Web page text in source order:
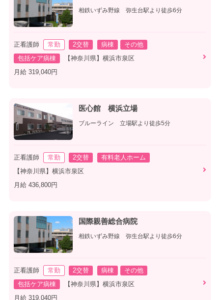
相鉄いずみ野線 弥生台駅より徒歩6分
正看護師 常勤 2交替 病棟
その他
包括ケア病棟
【神奈川県】横浜市泉区
月給 319,040円
医心館 横浜立場
ブルーライン 立場駅より徒歩5分
正看護師 常勤 2交替
有料老人ホーム
【神奈川県】横浜市泉区
月給 436,800円
国際親善総合病院
相鉄いずみ野線 弥生台駅より徒歩6分
正看護師 常勤 2交替 病棟
その他
包括ケア病棟
【神奈川県】横浜市泉区
月給 319,040円